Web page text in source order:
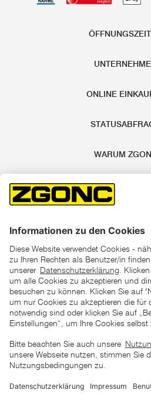
ONLINE
WARUM
*der "statt"-Preis ist der
Tagen vor Beginn
unter den UVP Preisen